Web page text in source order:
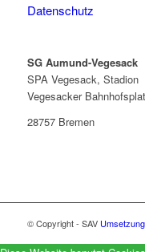
Datenschutz
SG Aumund-Vegesack
SPA Vegesack, Stadion
Vegesacker
28757 Bremen
© Copyright - SAV